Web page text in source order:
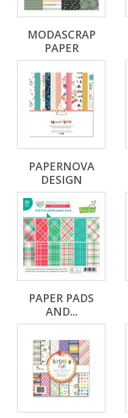
MODASCRAP
PAPER
PAPERNOVA
DESIGN
PAPER PADS
AND...